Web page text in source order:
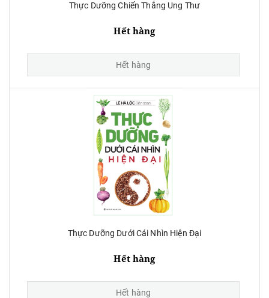
Thực Dưỡng Chiến Thắng Ung Thư
Hết hàng
Hết hàng
Thực Dưỡng Dưới Cái Nhìn Hiện Đại
Hết hàng
Hết hàng